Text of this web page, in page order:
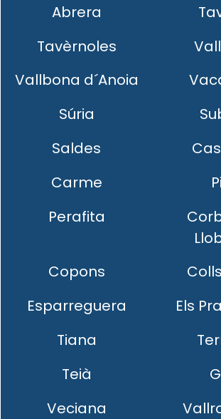
Abrera
Tavèrnoles
Vallbona d´Anoia
Súria
Saldes
Carme
Perafita
Copons
Esparreguera
Els
Tiana
Teià
Veciana